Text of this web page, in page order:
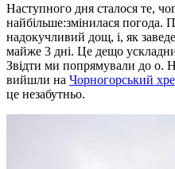
Наступного дня сталося те,
найбільше:змінилася погода.
надокучливий дощ, і, як
майже 3 дні. Це дещо
Звідти ми попрямували до о.
вийшли на Чорногорський
це незабутньо.